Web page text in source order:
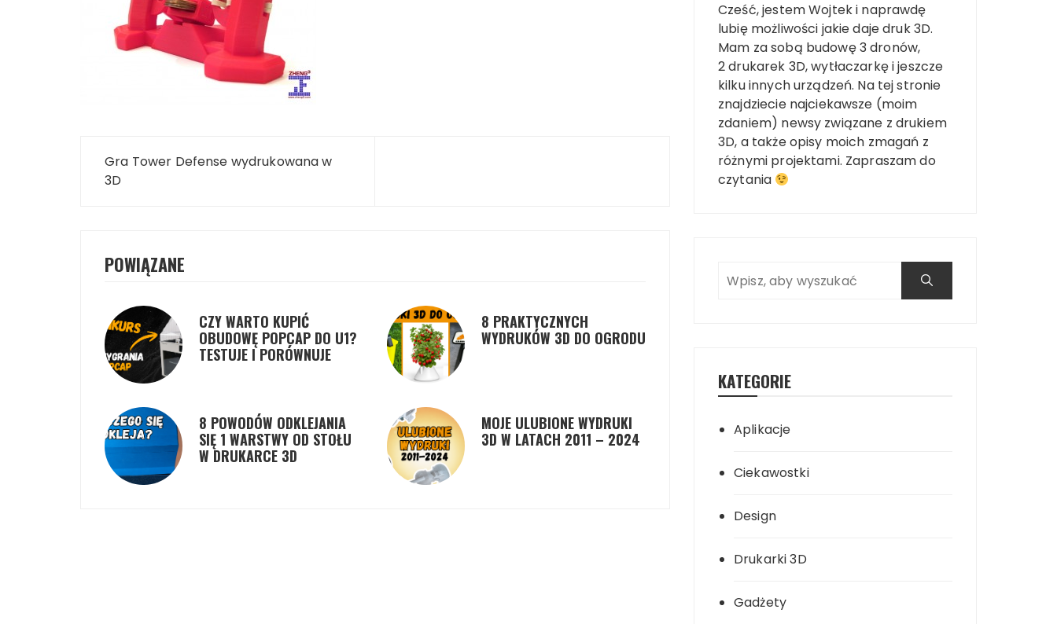
Nawigacja
wpisu
Gra Tower Defense wydrukowana w
3D
POWIĄZANE
CZY WARTO KUPIĆ
OBUDOWĘ POPCAP DO U1?
TESTUJE I PORÓWNUJE
8 PRAKTYCZNYCH
WYDRUKÓW 3D DO OGRODU
8 POWODÓW ODKLEJANIA
SIĘ 1 WARSTWY OD STOŁU
W DRUKARCE 3D
MOJE ULUBIONE WYDRUKI
3D W LATACH 2011 – 2024
Cześć, jestem Wojtek i naprawdę
lubię możliwości jakie daje druk 3D.
Mam za sobą budowę 3 dronów,
2 drukarek 3D, wytłaczarkę i jeszcze
kilku innych urządzeń. Na tej stronie
znajdziecie najciekawsze (moim
zdaniem) newsy związane z drukiem
3D, a także opisy moich zmagań z
różnymi projektami. Zapraszam do
czytania
KATEGORIE
Aplikacje
Ciekawostki
Design
Drukarki 3D
Gadżety